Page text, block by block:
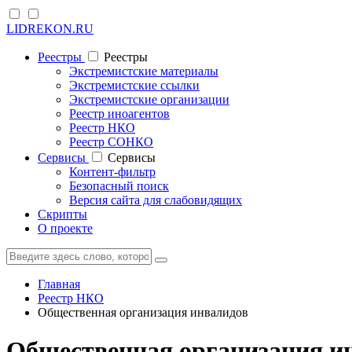
LIDREKON.RU
Реестры
Реестры
Экстремистские материалы
Экстремистские ссылки
Экстремистские организации
Реестр иноагентов
Реестр НКО
Реестр СОНКО
Cервисы
Cервисы
Контент-фильтр
Безопасный поиск
Версия сайта для слабовидящих
Скрипты
О проекте
Главная
Реестр НКО
Общественная организация инвалидов